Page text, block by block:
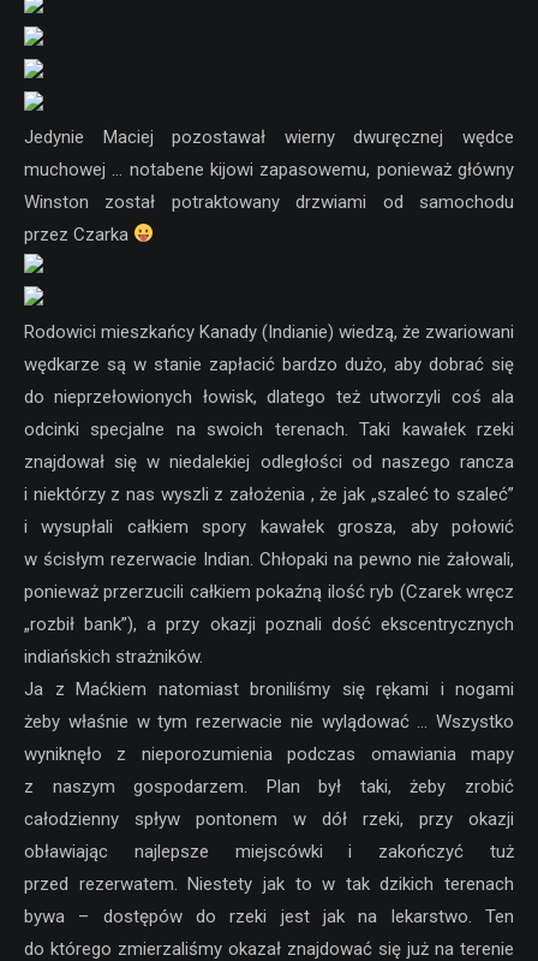
Jedynie Maciej pozostawał wierny dwuręcznej wędce
muchowej … notabene kijowi zapasowemu, ponieważ główny
Winston został potraktowany drzwiami od samochodu
przez Czarka
Rodowici mieszkańcy Kanady (Indianie) wiedzą, że zwariowani
wędkarze są w stanie zapłacić bardzo dużo, aby dobrać się
do nieprzełowionych łowisk, dlatego też utworzyli coś ala
odcinki specjalne na swoich terenach. Taki kawałek rzeki
znajdował się w niedalekiej odległości od naszego rancza
i niektórzy z nas wyszli z założenia , że jak „szaleć to szaleć”
i wysupłali całkiem spory kawałek grosza, aby połowić
w ścisłym rezerwacie Indian. Chłopaki na pewno nie żałowali,
ponieważ przerzucili całkiem pokaźną ilość ryb (Czarek wręcz
„rozbił bank”), a przy okazji poznali dość ekscentrycznych
indiańskich strażników.
Ja z Maćkiem natomiast broniliśmy się rękami i nogami
żeby właśnie w tym rezerwacie nie wylądować … Wszystko
wyniknęło z nieporozumienia podczas omawiania mapy
z naszym gospodarzem. Plan był taki, żeby zrobić
całodzienny spływ pontonem w dół rzeki, przy okazji
obławiając najlepsze miejscówki i zakończyć tuż
przed rezerwatem. Niestety jak to w tak dzikich terenach
bywa – dostępów do rzeki jest jak na lekarstwo. Ten
do którego zmierzaliśmy okazał znajdować się już na terenie